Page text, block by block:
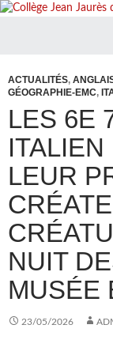
CONTENU
ACTUALITÉS,
GÉOGRAPHIE-EMC,
LES 6E
LEUR
NUIT
MUSÉE
23/05/2026